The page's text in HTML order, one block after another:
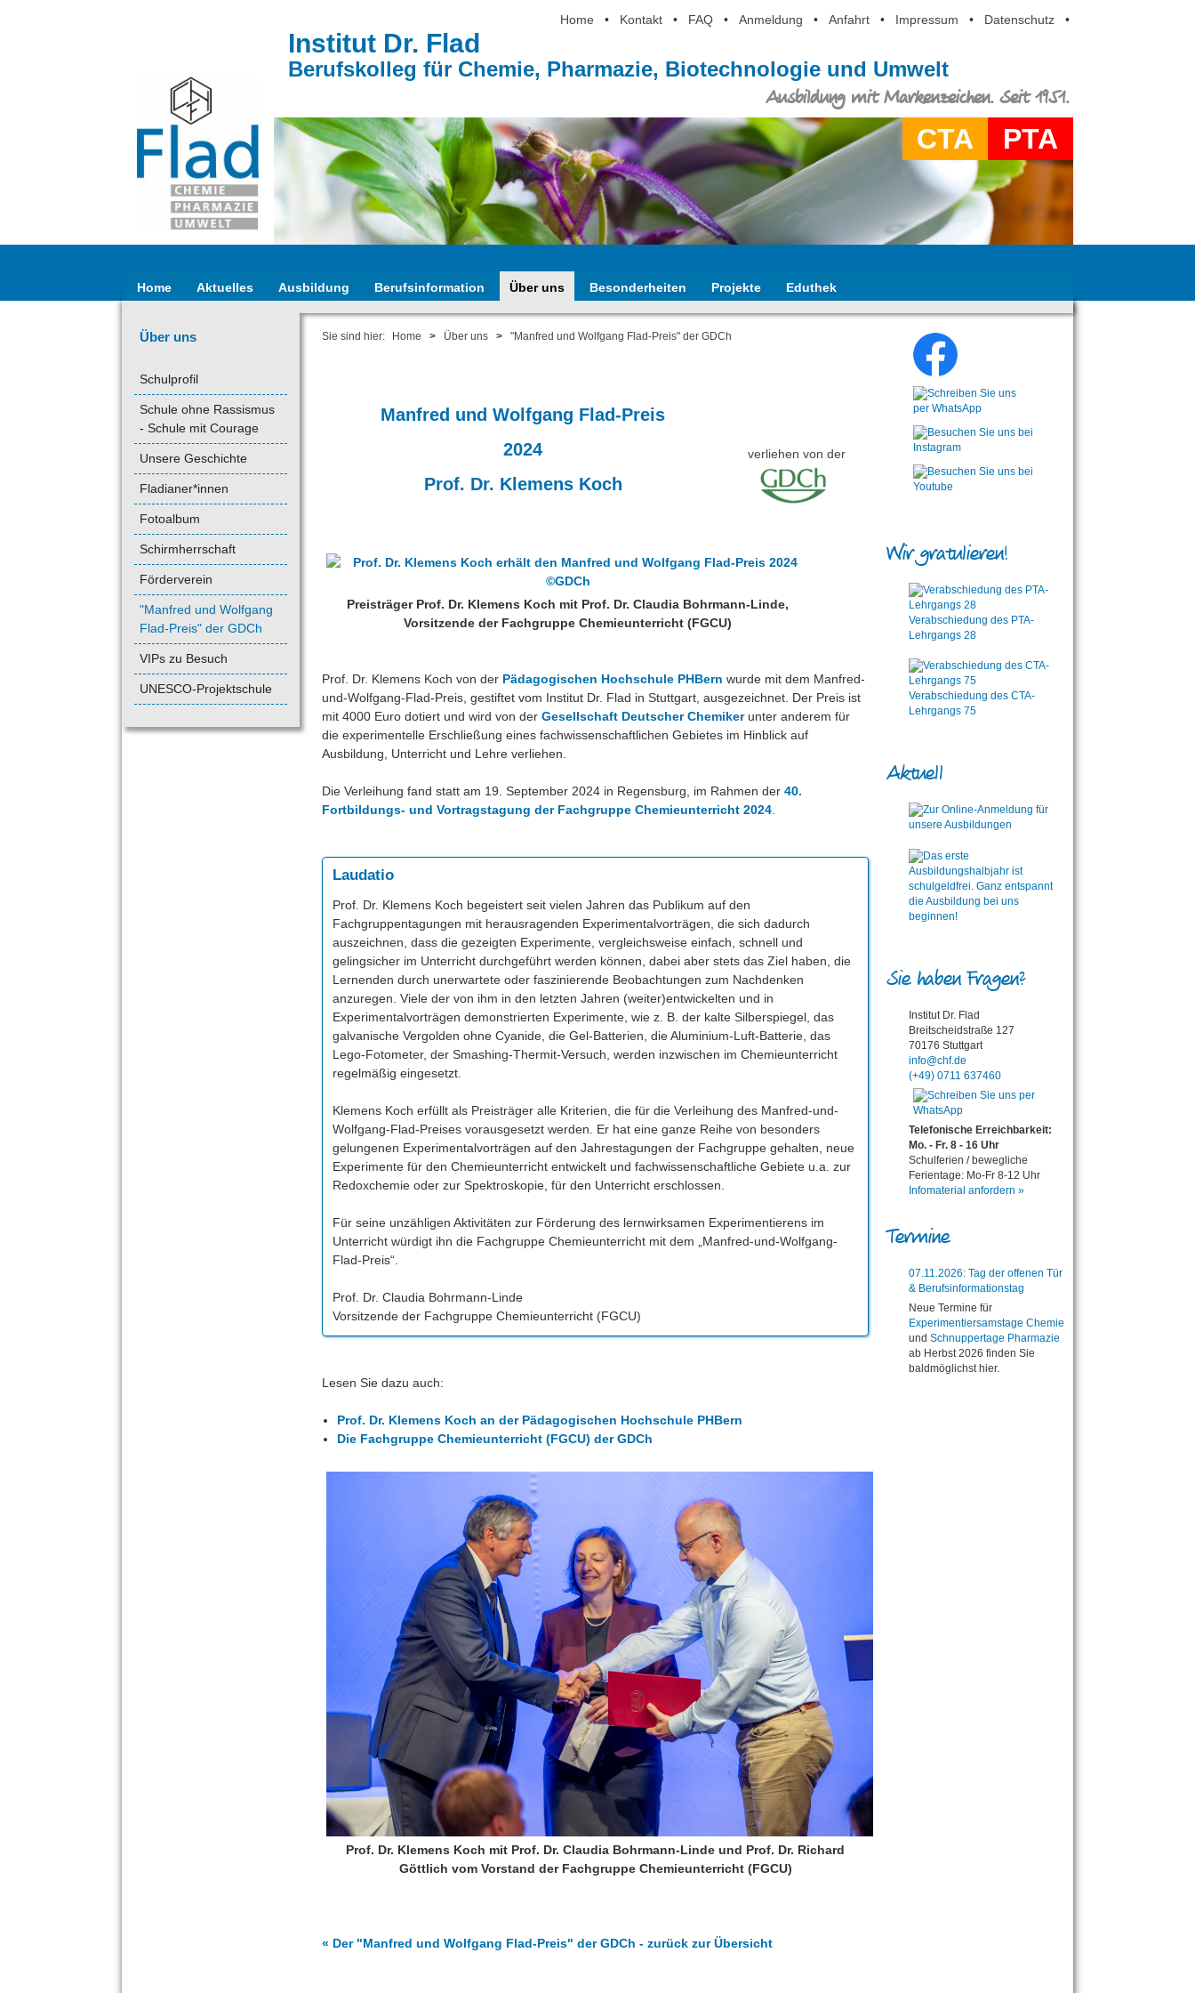
Home • Kontakt • FAQ • Anmeldung • Anfahrt • Impressum • Datenschutz •
Institut Dr. Flad
Berufskolleg für Chemie, Pharmazie, Biotechnologie und Umwelt
Ausbildung mit Markenzeichen. Seit 1951.
CTA PTA
Home Aktuelles Ausbildung Berufsinformation Über uns Besonderheiten Projekte Eduthek
Über uns
Schulprofil
Schule ohne Rassismus
- Schule mit Courage
Unsere Geschichte
Fladianer*innen
Fotoalbum
Schirmherrschaft
Förderverein
"Manfred und Wolfgang
Flad-Preis" der GDCh
VIPs zu Besuch
UNESCO-Projektschule
Sie sind hier: Home > Über uns > "Manfred und Wolfgang Flad-Preis" der GDCh
Manfred und Wolfgang Flad-Preis
2024
Prof. Dr. Klemens Koch
verliehen von der
Preisträger Prof. Dr. Klemens Koch mit Prof. Dr. Claudia Bohrmann-Linde,
Vorsitzende der Fachgruppe Chemieunterricht (FGCU)
Prof. Dr. Klemens Koch von der Pädagogischen Hochschule PHBern wurde mit dem Manfred-
und-Wolfgang-Flad-Preis, gestiftet vom Institut Dr. Flad in Stuttgart, ausgezeichnet. Der Preis ist
mit 4000 Euro dotiert und wird von der Gesellschaft Deutscher Chemikerunter anderem für
die experimentelle Erschließung eines fachwissenschaftlichen Gebietes im Hinblick auf
Ausbildung, Unterricht und Lehre verliehen.
Die Verleihung fand statt am 19. September 2024 in Regensburg, im Rahmen der 40.
Fortbildungs- und Vortragstagung der Fachgruppe Chemieunterricht 2024
Laudatio
Prof. Dr. Klemens Koch begeistert seit vielen Jahren das Publikum auf den
Fachgruppentagungen mit herausragenden Experimentalvorträgen, die sich dadurch
auszeichnen, dass die gezeigten Experimente, vergleichsweise einfach, schnell und
gelingsicher im Unterricht durchgeführt werden können, dabei aber stets das Ziel haben, die
Lernenden durch unerwartete oder faszinierende Beobachtungen zum Nachdenken
anzuregen. Viele der von ihm in den letzten Jahren (weiter)entwickelten und in
Experimentalvorträgen demonstrierten Experimente, wie z. B. der kalte Silberspiegel, das
galvanische Vergolden ohne Cyanide, die Gel-Batterien, die Aluminium-Luft-Batterie, das
Lego-Fotometer, der Smashing-Thermit-Versuch, werden inzwischen im Chemieunterricht
regelmäßig eingesetzt.
Klemens Koch erfüllt als Preisträger alle Kriterien, die für die Verleihung des Manfred-und-
Wolfgang-Flad-Preises vorausgesetzt werden. Er hat eine ganze Reihe von besonders
gelungenen Experimentalvorträgen auf den Jahrestagungen der Fachgruppe gehalten, neue
Experimente für den Chemieunterricht entwickelt und fachwissenschaftliche Gebiete u.a. zur
Redoxchemie oder zur Spektroskopie, für den Unterricht erschlossen.
Für seine unzähligen Aktivitäten zur Förderung des lernwirksamen Experimentierens im
Unterricht würdigt ihn die Fachgruppe Chemieunterricht mit dem „Manfred-und-Wolfgang-
Flad-Preis“.
Prof. Dr. Claudia Bohrmann-Linde
Vorsitzende der Fachgruppe Chemieunterricht (FGCU)
Lesen Sie dazu auch:
Prof. Dr. Klemens Koch an der Pädagogischen Hochschule PHBern
Die Fachgruppe Chemieunterricht (FGCU) der GDCh
Prof. Dr. Klemens Koch mit Prof. Dr. Claudia Bohrmann-Linde und Prof. Dr. Richard
Göttlich vom Vorstand der Fachgruppe Chemieunterricht (FGCU)
« Der "Manfred und Wolfgang Flad-Preis" der GDCh - zurück zur Übersicht
Wir gratulieren!
Verabschiedung des PTA-
Lehrgangs 28
Verabschiedung des CTA-
Lehrgangs 75
Aktuell
Sie haben Fragen?
Institut Dr. Flad
Breitscheidstraße 127
70176 Stuttgart
info@chf.de
(+49) 0711 637460
Telefonische Erreichbarkeit:
Mo. - Fr. 8 - 16 Uhr
Schulferien / bewegliche
Ferientage: Mo-Fr 8-12 Uhr
Infomaterial anfordern »
Termine
07.11.2026: Tag der offenen Tür
& Berufsinformationstag
Neue Termine für
Experimentiersamstage Chemie
und Schnuppertage Pharmazie
ab Herbst 2026 finden Sie
baldmöglichst hier.